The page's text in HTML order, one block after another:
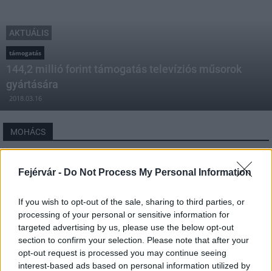
Fejérvár - Do Not Process My Personal Information
If you wish to opt-out of the sale, sharing to third parties, or
processing of your personal or sensitive information for
targeted advertising by us, please use the below opt-out
section to confirm your selection. Please note that after your
opt-out request is processed you may continue seeing
interest-based ads based on personal information utilized by
AKTUÁLIS
támogatás
144,2 millió forint támogatás televíziós műsorok
gyártására
2018.03.16
MOHÁCS
Név
E-mail cím